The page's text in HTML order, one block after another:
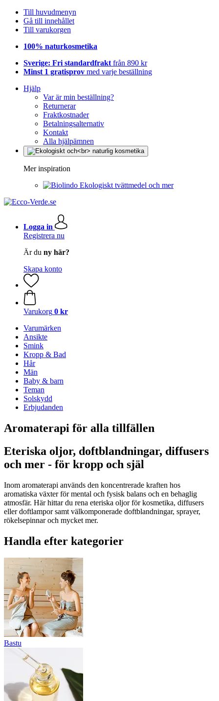
Till huvudmenyn
Gå till innehållet
Till varukorgen
100% naturkosmetika
Sverige: Fri standardfrakt från 890 kr
Minst 1 gratisprov med varje beställning
Hjälp
Var är min beställning?
Returnerar
Fraktkostnader
Betalningsalternativ
Kontakt
Alla hjälpämnen
Mer inspiration
Ekologiskt tvättmedel och mer
Logga in
Registrera nu
Är du ny här?
Skapa konto
Varukorg 0 kr
Varumärken
Ansikte
Smink
Kropp & Bad
Hår
Män
Baby & barn
Teman
Solskydd
Erbjudanden
Aromaterapi för alla tillfällen
Eteriska oljor, doftblandningar, diffusers
och mer - för kropp och själ
Inom aromaterapi används den koncentrerade kraften hos
aromatiska växter för mental och fysisk balans och en behaglig
atmosfär. Här hittar du rena eteriska oljor för kosmetika, diffusers
eller doftlampor samt välkomponerade doftblandningar, sprayer,
rökelsepinnar och mycket mer.
Handla efter kategorier
Bastu